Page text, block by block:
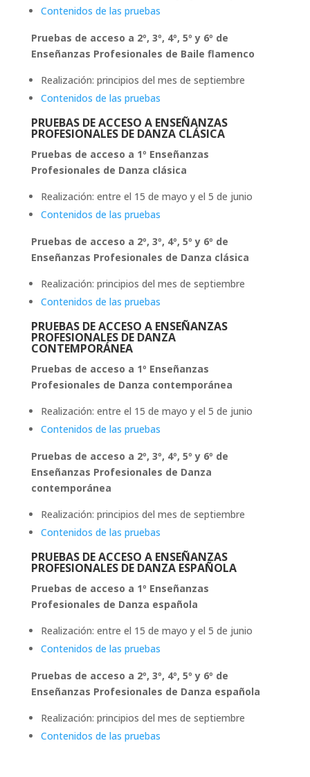
Contenidos de las pruebas
Pruebas de acceso a 2º, 3º, 4º, 5º y 6º de
Enseñanzas Profesionales de Baile flamenco
Realización: principios del mes de septiembre
Contenidos de las pruebas
PRUEBAS DE ACCESO A ENSEÑANZAS
PROFESIONALES DE DANZA CLÁSICA
Pruebas de acceso a 1º Enseñanzas
Profesionales de Danza clásica
Realización: entre el 15 de mayo y el 5 de junio
Contenidos de las pruebas
Pruebas de acceso a 2º, 3º, 4º, 5º y 6º de
Enseñanzas Profesionales de Danza clásica
Realización: principios del mes de septiembre
Contenidos de las pruebas
PRUEBAS DE ACCESO A ENSEÑANZAS
PROFESIONALES DE DANZA
CONTEMPORÁNEA
Pruebas de acceso a 1º Enseñanzas
Profesionales de Danza contemporánea
Realización: entre el 15 de mayo y el 5 de junio
Contenidos de las pruebas
Pruebas de acceso a 2º, 3º, 4º, 5º y 6º de
Enseñanzas Profesionales de Danza
contemporánea
Realización: principios del mes de septiembre
Contenidos de las pruebas
PRUEBAS DE ACCESO A ENSEÑANZAS
PROFESIONALES DE DANZA ESPAÑOLA
Pruebas de acceso a 1º Enseñanzas
Profesionales de Danza española
Realización: entre el 15 de mayo y el 5 de junio
Contenidos de las pruebas
Pruebas de acceso a 2º, 3º, 4º, 5º y 6º de
Enseñanzas Profesionales de Danza española
Realización: principios del mes de septiembre
Contenidos de las pruebas